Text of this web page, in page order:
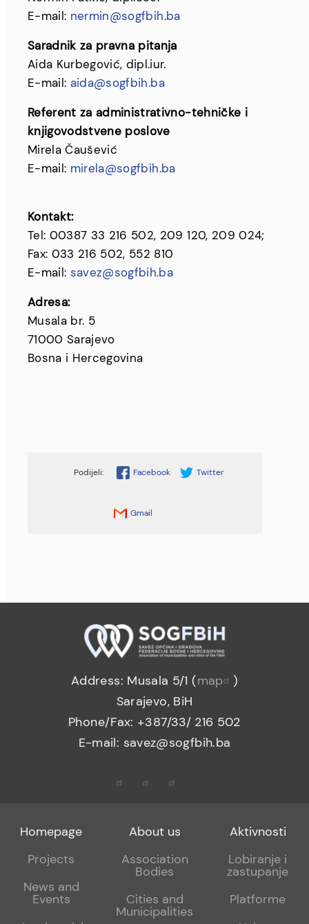
E-mail: nermin@sogfbih.ba
Saradnik za pravna pitanja
Aida Kurbegović, dipl.iur.
E-mail: aida@sogfbih.ba
Referent za administrativno-tehničke i
knjigovodstvene poslove
Mirela Čaušević
E-mail: mirela@sogfbih.ba
Kontakt:
Tel: 00387 33 216 502, 209 120, 209 024;
Fax: 033 216 502, 552 810
E-mail: savez@sogfbih.ba
Adresa:
Musala br. 5
71000 Sarajevo
Bosna i Hercegovina
Facebook Twitter
Gmail
Address: Musala 5/1 (map
)
Sarajevo, BiH
Phone/Fax: +387/33/ 216 502
E-mail: savez@sogfbih.ba
Footer
menu
Homepage
Projects
News and
Events
Footer
sub
About us
Association
Bodies
Cities and
Municipalities
Footer
sub
Aktivnosti
Lobiranje i
zastupanje
Platforme